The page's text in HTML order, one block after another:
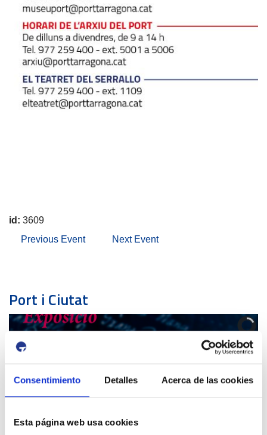
Consentimiento Detalles Acerca de las cookies
Esta página web usa cookies
id: 3609
Previous Event
Next Event
Port i Ciutat
50 DOCUMENTS PORTUARIS